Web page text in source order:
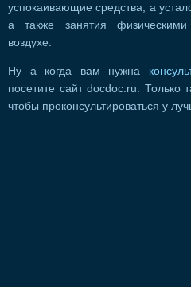
успокаивающие средства, а
а также занятия
воздухе.
Ну а когда вам нужна
посетите сайт docdoc.ru. Только
чтобы проконсультироваться у